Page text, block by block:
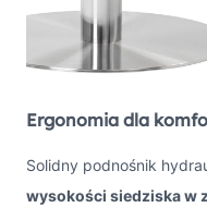
Ergonomia dla
Solidny podnośnik
wysokości siedziska w